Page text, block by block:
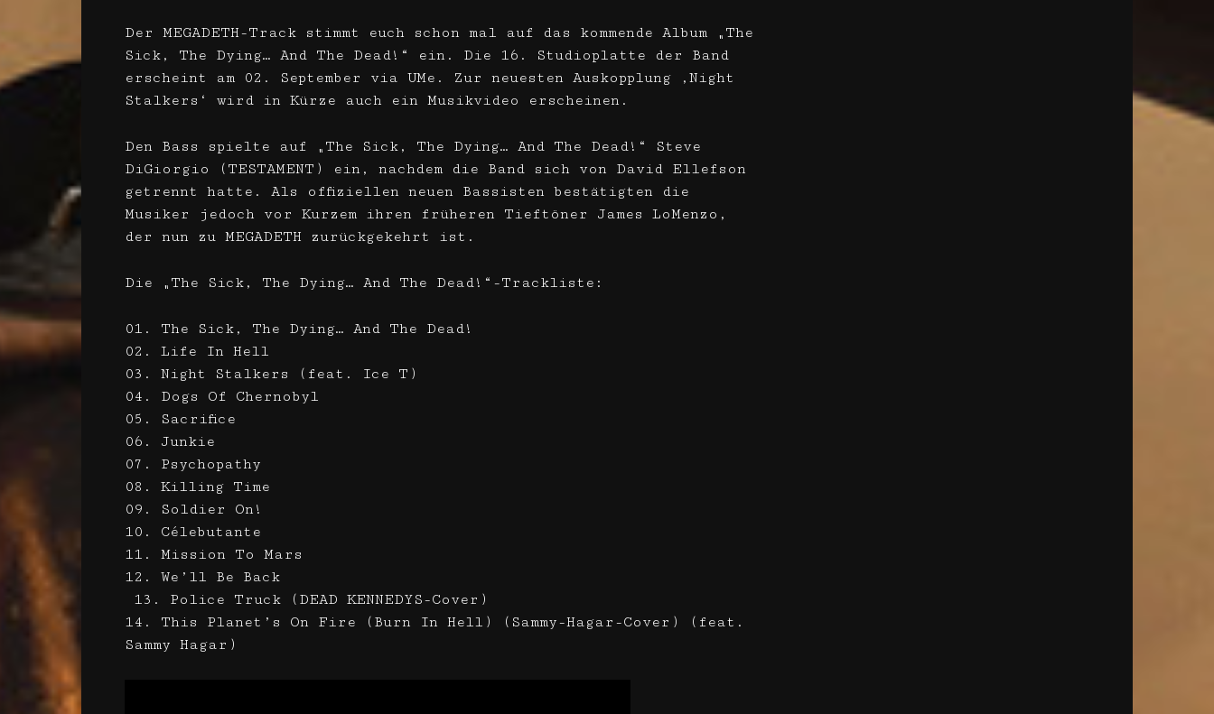
Der MEGADETH-Track stimmt euch schon mal auf das kommende Album „The
Sick, The Dying… And The Dead!“ ein. Die 16. Studioplatte der Band
erscheint am 02. September via UMe. Zur neuesten Auskopplung ‚Night
Stalkers‘ wird in Kürze auch ein Musikvideo erscheinen.
Den Bass spielte auf „The Sick, The Dying… And The Dead!“ Steve
DiGiorgio (TESTAMENT) ein, nachdem die Band sich von David Ellefson
getrennt hatte. Als offiziellen neuen Bassisten bestätigten die
Musiker jedoch vor Kurzem ihren früheren Tieftöner James LoMenzo,
der nun zu MEGADETH zurückgekehrt ist.
Die „The Sick, The Dying… And The Dead!“-Trackliste:
01. The Sick, The Dying… And The Dead!
02. Life In Hell
03. Night Stalkers (feat. Ice T)
04. Dogs Of Chernobyl
05. Sacrifice
06. Junkie
07. Psychopathy
08. Killing Time
09. Soldier On!
10. Célebutante
11. Mission To Mars
12. We’ll Be Back
13. Police Truck (DEAD KENNEDYS-Cover)
14. This Planet’s On Fire (Burn In Hell) (Sammy-Hagar-Cover) (feat.
Sammy Hagar)